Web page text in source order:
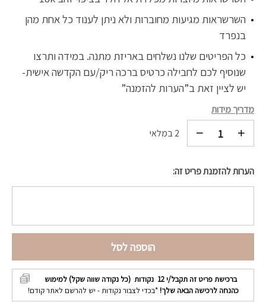
השרשראות מגיעות מחוברות ולא ניתן לענוד כל אחת מהן
בנפרד
כל הפריטים שלנו נשלחים באריזת מתנה. במידה ותרצו
שנוסיף לכם לחבילה כרטיס ברכה ריק/עם הקדשה אישית-
יש לציין זאת ב”הערות להזמנה”
מדריך מידות
2 במלאי
הערות להזמנת פריט זה:
הוספה לסל
ברכישת פריט זה תקבל/י 12 נקודות (כל נקודה שווה שקל) למימוש
כהנחה לרכישה הבאה שלך! *בכדי לצבור נקודות - יש להרשם לאתר קודם!